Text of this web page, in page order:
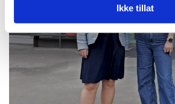
Ikke tillat